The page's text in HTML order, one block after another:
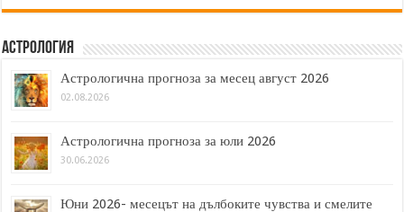
Астрология
Астрологична прогноза за месец август 2026
02.08.2026
Астрологична прогноза за юли 2026
30.06.2026
Юни 2026- месецът на дълбоките чувства и смелите